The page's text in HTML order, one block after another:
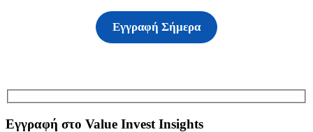
Εγγραφή Σήμερα
Εγγραφή στο Value Invest Insights